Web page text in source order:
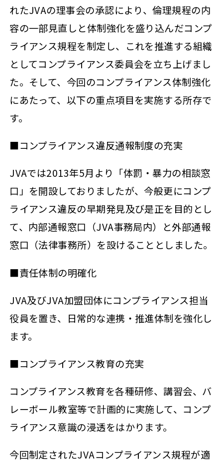
れたJVAの理事会の承認により、倫理規程の内
容の一部見直しと体制強化を盛り込んだコンプ
ライアンス規程を制定し、これを推進する組織
としてコンプライアンス委員会を立ち上げまし
た。そして、今回のコンプライアンス体制強化
にあたって、以下の重点項目を実施する所存で
す。
■コンプライアンス違反通報制度の充実
JVAでは2013年5月より「体罰・暴力の相談窓
口」を開設しておりましたが、今般更にコンプ
ライアンス違反の早期発見及び是正を目的とし
て、内部通報窓口（JVA事務局内）と外部通報
窓口（法律事務所）を設けることとしました。
■責任体制の明確化
JVA及びJVA加盟団体にコンプライアンス担当
役員を置き、日常的な連携・推進体制を強化し
ます。
■コンプライアンス教育の充実
コンプライアンス教育を各種研修、講習会、バ
レーボール教室等で計画的に実施して、コンプ
ライアンス意識の浸透をはかります。
今回制定されたJVAコンプライアンス規程が適